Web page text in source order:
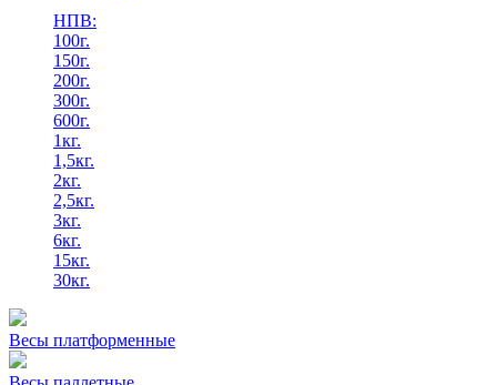
НПВ:
100г.
150г.
200г.
300г.
600г.
1кг.
1,5кг.
2кг.
2,5кг.
3кг.
6кг.
15кг.
30кг.
Весы платформенные